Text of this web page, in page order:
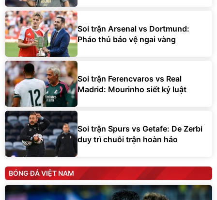
Soi trận Arsenal vs Dortmund:
Pháo thủ bảo vệ ngai vàng
Soi trận Ferencvaros vs Real
Madrid: Mourinho siết kỷ luật
Soi trận Spurs vs Getafe: De Zerbi
duy trì chuỗi trận hoàn hảo
BÓNG ĐÁ VIỆT NAM